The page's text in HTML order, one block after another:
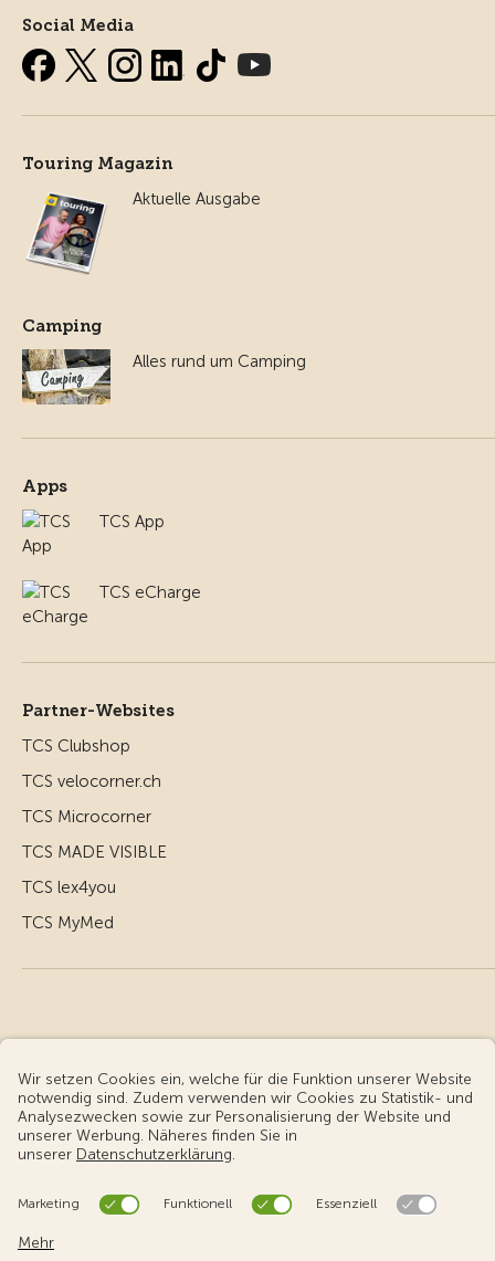
Social Media
Touring Magazin
Aktuelle Ausgabe
Camping
Alles rund um Camping
Apps
TCS App
TCS eCharge
Partner-Websites
TCS Clubshop
TCS velocorner.ch
TCS Microcorner
TCS MADE VISIBLE
TCS lex4you
TCS MyMed
© Touring Club Schweiz
Benutzungsbedingungen - rechtliche Informationen